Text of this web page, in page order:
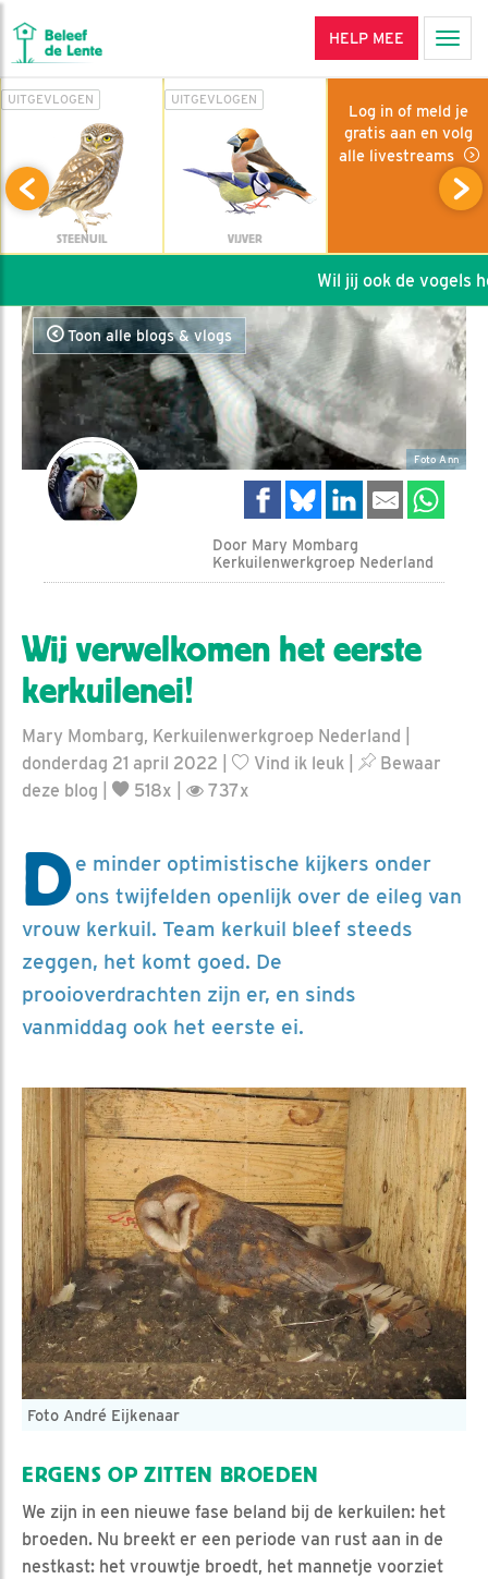
HELP MEE
UITGEVLOGEN
STEENUIL
UITGEVLOGEN
VIJVER
Log in of meld je
gratis aan en volg
alle livestreams
Wil jij ook de vogels
Toon alle blogs & vlogs
Foto Ann
Door Mary Mombarg
Kerkuilenwerkgroep Nederland
Wij verwelkomen het eerste
kerkuilenei!
Mary Mombarg, Kerkuilenwerkgroep Nederland |
donderdag 21 april 2022 |
Vind ik leuk
Bewaar
deze blog
518x | 737x
De minder optimistische kijkers onder
ons twijfelden openlijk over de eileg van
vrouw kerkuil. Team kerkuil bleef steeds
zeggen, het komt goed. De
prooioverdrachten zijn er, en sinds
vanmiddag ook het eerste ei.
Foto André Eijkenaar
ERGENS OP ZITTEN BROEDEN
We zijn in een nieuwe fase beland bij de kerkuilen: het
broeden. Nu breekt er een periode van rust aan in de
nestkast: het vrouwtje broedt, het mannetje voorziet